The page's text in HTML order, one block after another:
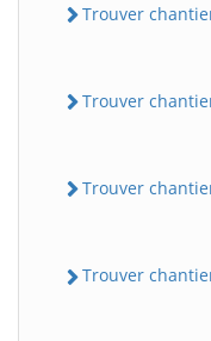
Trouver
Trouver
Trouver
Trouver
B BatiWebPro
Assistant en ligne